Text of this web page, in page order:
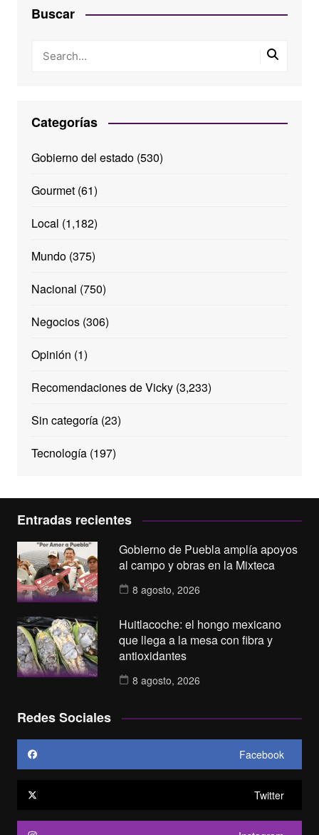
Buscar
Categorías
Gobierno del estado(530)
Gourmet(61)
Local (1,182)
Mundo(375)
Nacional (750)
Negocios(306)
Opinión (1)
Recomendaciones de Vicky(3,233)
Sin categoría(23)
Tecnología(197)
Entradas recientes
Gobierno de Puebla amplía apoyos
al campo y obras en la Mixteca
8 agosto, 2026
Huitlacoche: el hongo mexicano
que llega a la mesa con fibra y
antioxidantes
8 agosto, 2026
Redes Sociales
Facebook
Twitter